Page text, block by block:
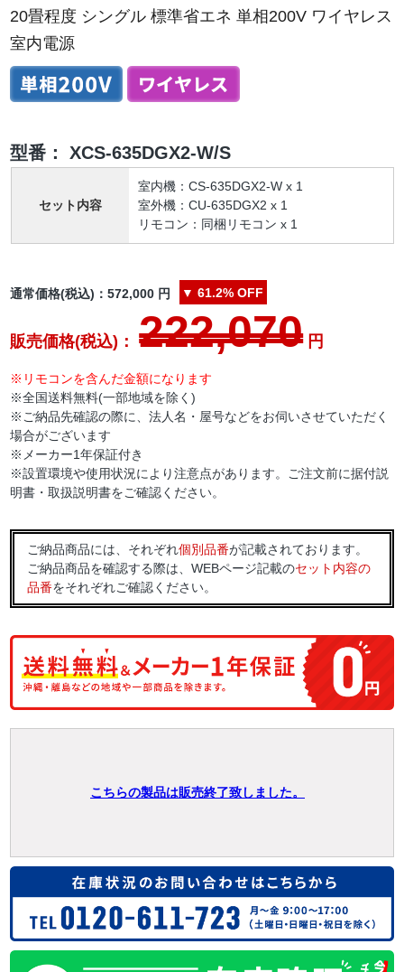
20畳程度 シングル 標準省エネ 単相200V ワイヤレス
室内電源
型番： XCS-635DGX2-W/S
セット内容
室内機：CS-635DGX2-W x 1
室外機：CU-635DGX2 x 1
リモコン：同梱リモコン x 1
通常価格(税込)：572,000 円 ▼ 61.2% OFF
販売価格(税込)：222,070円
※リモコンを含んだ金額になります
※全国送料無料(一部地域を除く)
※ご納品先確認の際に、法人名・屋号などをお伺いさせていただく
場合がございます
※メーカー1年保証付き
※設置環境や使用状況により注意点があります。ご注文前に据付説
明書・取扱説明書をご確認ください。
ご納品商品には、それぞれ個別品番が記載されております。
ご納品商品を確認する際は、WEBページ記載のセット内容の
品番をそれぞれご確認ください。
こちらの製品は販売終了致しました。